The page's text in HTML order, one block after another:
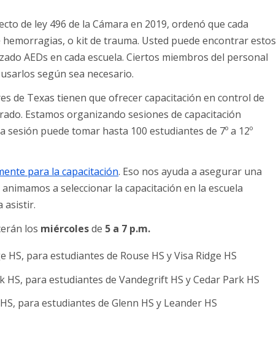
de ley 496 de la Cámara en 2019, ordenó que cada
o kit de trauma. Usted puede encontrar estos
AEDs en cada escuela. Ciertos miembros del personal
según sea necesario.
de Texas tienen que ofrecer capacitación en control de
Estamos organizando sesiones de capacitación
puede tomar hasta 100 estudiantes de 7º a 12º
para la capacitación. Eso nos ayuda a asegurar una
a seleccionar la capacitación en la escuela
asistir.
los miércolesde 5 a 7 p.m.
HS, para estudiantes de Rouse HS y Visa Ridge HS
HS, para estudiantes de Vandegrift HS y Cedar Park HS
para estudiantes de Glenn HS y Leander HS